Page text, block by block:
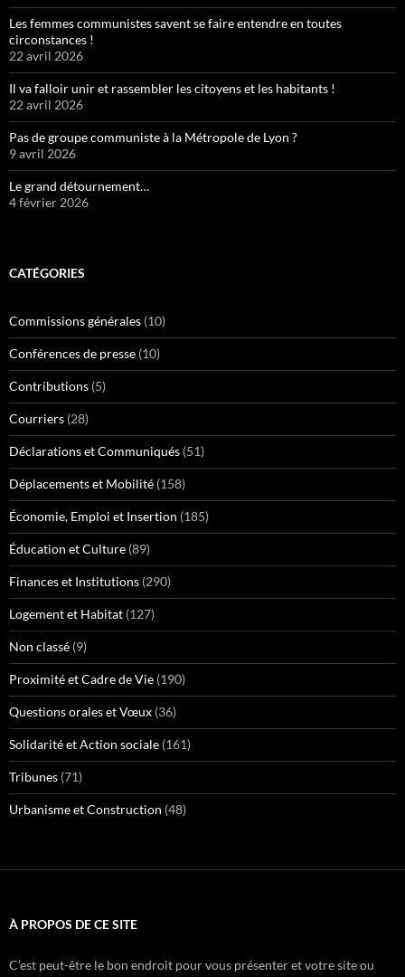
Les femmes communistes savent se faire entendre en toutes
circonstances !
22 avril 2026
Il va falloir unir et rassembler les citoyens et les habitants !
22 avril 2026
Pas de groupe communiste à la Métropole de Lyon ?
9 avril 2026
Le grand détournement…
4 février 2026
CATÉGORIES
Commissions générales (10)
Conférences de presse (10)
Contributions (5)
Courriers (28)
Déclarations et Communiqués (51)
Déplacements et Mobilité (158)
Économie, Emploi et Insertion (185)
Éducation et Culture (89)
Finances et Institutions (290)
Logement et Habitat (127)
Non classé (9)
Proximité et Cadre de Vie (190)
Questions orales et Vœux (36)
Solidarité et Action sociale (161)
Tribunes (71)
Urbanisme et Construction (48)
À PROPOS DE CE SITE
C’est peut-être le bon endroit pour vous présenter et votre site ou